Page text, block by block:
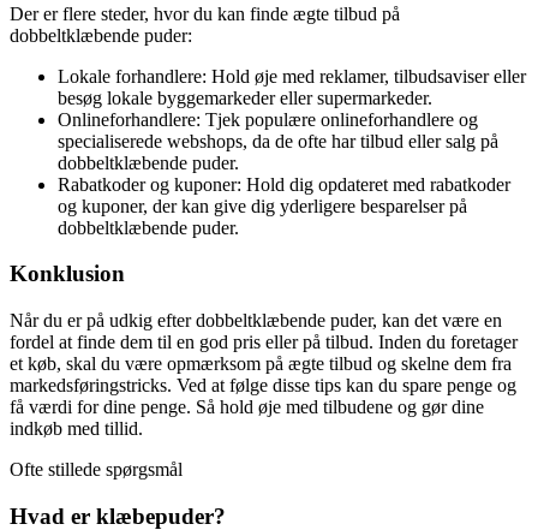
Der er flere steder, hvor du kan finde ægte tilbud på
dobbeltklæbende puder:
Lokale forhandlere: Hold øje med reklamer, tilbudsaviser eller
besøg lokale byggemarkeder eller supermarkeder.
Onlineforhandlere: Tjek populære onlineforhandlere og
specialiserede webshops, da de ofte har tilbud eller salg på
dobbeltklæbende puder.
Rabatkoder og kuponer: Hold dig opdateret med rabatkoder
og kuponer, der kan give dig yderligere besparelser på
dobbeltklæbende puder.
Konklusion
Når du er på udkig efter dobbeltklæbende puder, kan det være en
fordel at finde dem til en god pris eller på tilbud. Inden du foretager
et køb, skal du være opmærksom på ægte tilbud og skelne dem fra
markedsføringstricks. Ved at følge disse tips kan du spare penge og
få værdi for dine penge. Så hold øje med tilbudene og gør dine
indkøb med tillid.
Ofte stillede spørgsmål
Hvad er klæbepuder?